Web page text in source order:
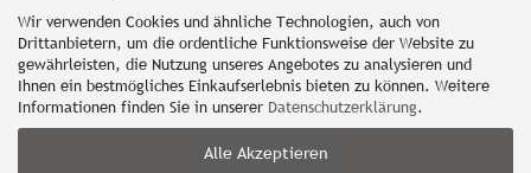
Wir verwenden Cookies und ähnliche Technologien, auch von
Drittanbietern, um die ordentliche Funktionsweise der Website zu
gewährleisten, die Nutzung unseres Angebotes zu analysieren und
Ihnen ein bestmögliches Einkaufserlebnis bieten zu können. Weitere
Informationen finden Sie in unserer Datenschutzerklärung.
Alle Akzeptieren